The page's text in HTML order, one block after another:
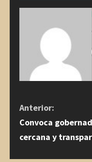
S
i
Anterior:
Convoca
cercana y